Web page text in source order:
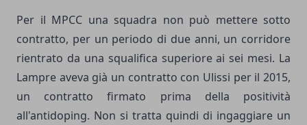
Per il MPCC una squadra non può mettere sotto
contratto, per un periodo di due anni, un corridore
rientrato da una squalifica superiore ai sei mesi. La
Lampre aveva già un contratto con Ulissi per il 2015,
un contratto firmato prima della positività
all'antidoping. Non si tratta quindi di ingaggiare un